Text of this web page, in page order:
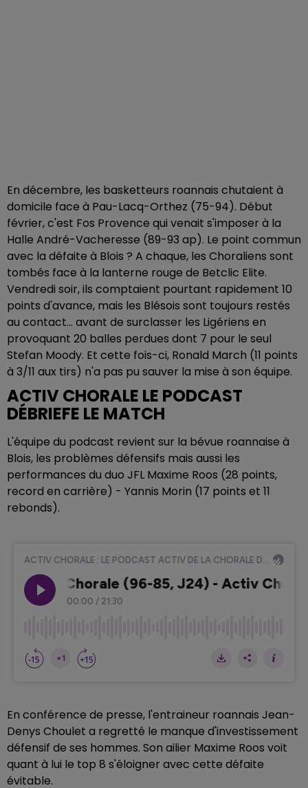
En décembre, les basketteurs roannais chutaient à
domicile face à Pau-Lacq-Orthez (75-94). Début
février, c'est Fos Provence qui venait s'imposer à la
Halle André-Vacheresse (89-93 ap). Le point commun
avec la défaite à Blois ? A chaque, les Choraliens sont
tombés face à la lanterne rouge de Betclic Elite.
Vendredi soir, ils comptaient pourtant rapidement 10
points d'avance, mais les Blésois sont toujours restés
au contact... avant de surclasser les Ligériens en
provoquant 20 balles perdues dont 7 pour le seul
Stefan Moody. Et cette fois-ci, Ronald March (11 points
à 3/11 aux tirs) n'a pas pu sauver la mise à son équipe.
ACTIV CHORALE LE PODCAST
DÉBRIEFE LE MATCH
L'équipe du podcast revient sur la bévue roannaise à
Blois, les problèmes défensifs mais aussi les
performances du duo JFL Maxime Roos (28 points,
record en carrière) - Yannis Morin (17 points et 11
rebonds).
En conférence de presse, l'entraineur roannais Jean-
Denys Choulet a regretté le manque d'investissement
défensif de ses hommes. Son ailier Maxime Roos voit
quant à lui le top 8 s'éloigner avec cette défaite
évitable.